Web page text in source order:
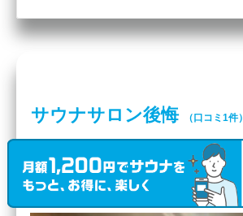
サウナサロン後悔 （口コミ1件）
大阪府 高石市
〒592-0014 大阪府高石市綾園２丁目１８−１５